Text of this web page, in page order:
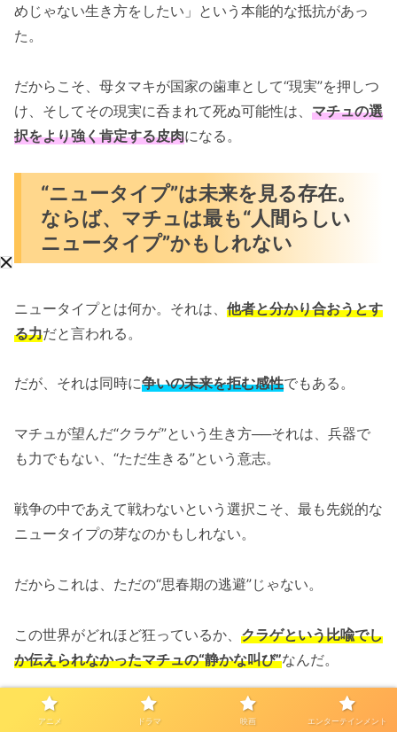
めじゃない生き方をしたい」という本能的な抵抗があっ
た。
だからこそ、母タマキが国家の歯車として“現実”を押しつ
け、そしてその現実に呑まれて死ぬ可能性は、 マチュの選
択をより強く肯定する皮肉になる。
“ニュータイプ”は未来を見る存在。
ならば、マチュは最も“人間らしい
ニュータイプ”かもしれない
ニュータイプとは何か。それは、 他者と分かり合おうとす
る力だと言われる。
だが、それは同時に争いの未来を拒む感性でもある。
マチュが望んだ“クラゲ”という生き方──それは、兵器で
も力でもない、“ただ生きる”という意志。
戦争の中であえて戦わないという選択こそ、最も先鋭的な
ニュータイプの芽なのかもしれない。
だからこれは、ただの“思春期の逃避”じゃない。
この世界がどれほど狂っているか、 クラゲという比喩でし
か伝えられなかったマチュの“静かな叫び”なんだ。
【ガンダム ジークアクス】タ
アニメ ドラマ 映画 エンターテインメント